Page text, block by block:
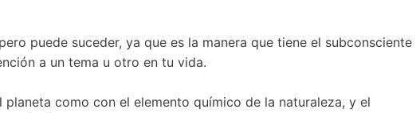
puede suceder, ya que es la manera que tiene el subconsciente
a un tema u otro en tu vida.
como con el elemento químico de la naturaleza, y el